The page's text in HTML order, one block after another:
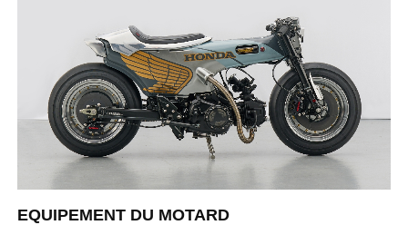
EQUIPEMENT DU MOTARD